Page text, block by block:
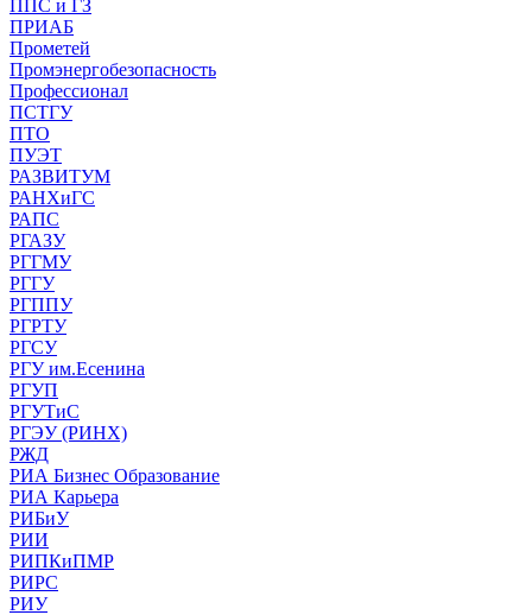
ППС и ГЗ
ПРИАБ
Прометей
Промэнергобезопасность
Профессионал
ПСТГУ
ПТО
ПУЭТ
РАЗВИТУМ
РАНХиГС
РАПС
РГАЗУ
РГГМУ
РГГУ
РГППУ
РГРТУ
РГСУ
РГУ им.Есенина
РГУП
РГУТиС
РГЭУ (РИНХ)
РЖД
РИА Бизнес Образование
РИА Карьера
РИБиУ
РИИ
РИПКиПМР
РИРС
РИУ